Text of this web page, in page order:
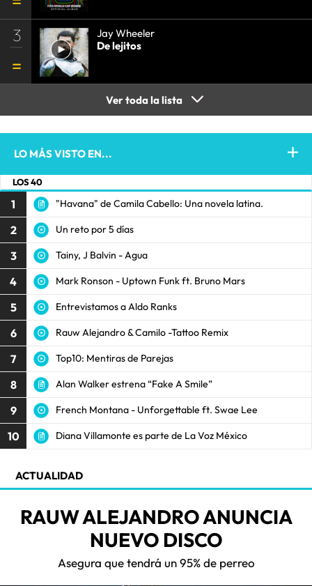
3
Jay Wheeler
De lejitos
Ver toda la lista
LO MÁS VISTO EN...
LOS 40
1 "Havana" de Camila Cabello: Una novela latina.
2 Un reto por 5 días
3 Tainy, J Balvin - Agua
4 Mark Ronson - Uptown Funk ft. Bruno Mars
5 Entrevistamos a Aldo Ranks
6 Rauw Alejandro & Camilo -Tattoo Remix
7 Top10: Mentiras de Parejas
8 Alan Walker estrena “Fake A Smile”
9 French Montana - Unforgettable ft. Swae Lee
10 Diana Villamonte es parte de La Voz México
ACTUALIDAD
RAUW ALEJANDRO ANUNCIA
NUEVO DISCO
Asegura que tendrá un 95% de perreo